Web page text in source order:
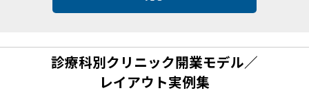
診療科別クリニック開業モデル／
レイアウト実例集